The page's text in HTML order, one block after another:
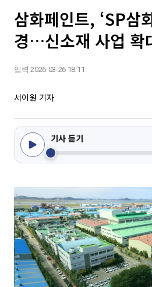
삼화페인트, ‘SP삼
경…신소재 사업 확
입력 2026-03-26 18:11
서이원 기자
기사 듣기